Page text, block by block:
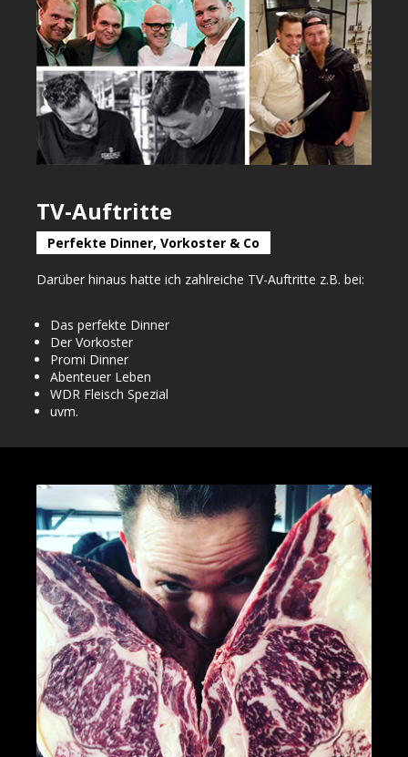
TV-Auftritte
Perfekte Dinner, Vorkoster & Co
Darüber hinaus hatte ich zahlreiche TV-Auftritte z.B. bei:
Das perfekte Dinner
Der Vorkoster
Promi Dinner
Abenteuer Leben
WDR Fleisch Spezial
uvm.